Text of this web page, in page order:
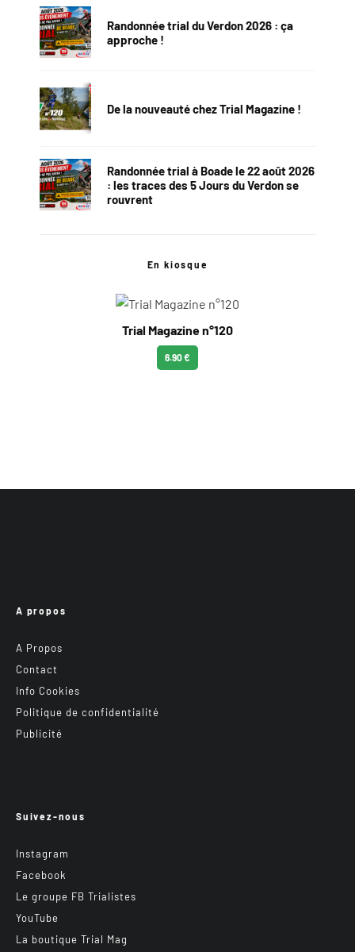
Randonnée trial du Verdon 2026 : ça
approche !
De la nouveauté chez Trial Magazine !
Randonnée trial à Boade le 22 août 2026
: les traces des 5 Jours du Verdon se
rouvrent
En kiosque
Trial Magazine n°120
6.90 €
A propos
A Propos
Contact
Info Cookies
Politique de confidentialité
Publicité
Suivez-nous
Instagram
Facebook
Le groupe FB Trialistes
YouTube
La boutique Trial Mag